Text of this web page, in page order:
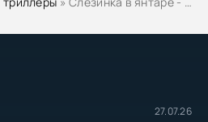
27.07.26